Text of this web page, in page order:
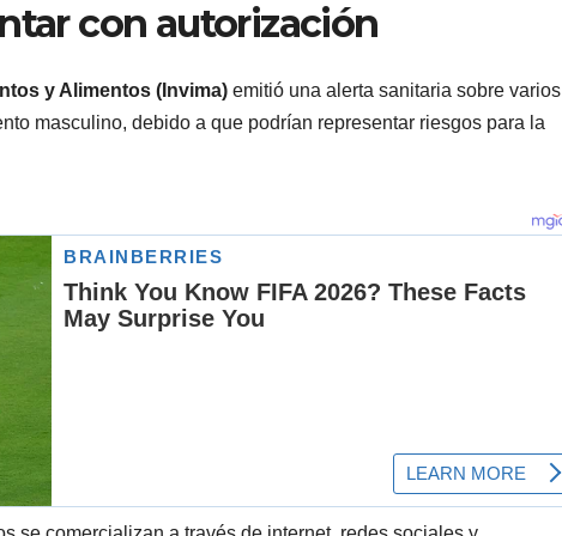
con autorización
y Alimentos (Invima) emitió una alerta sanitaria sobre varios
masculino, debido a que podrían representar riesgos para la